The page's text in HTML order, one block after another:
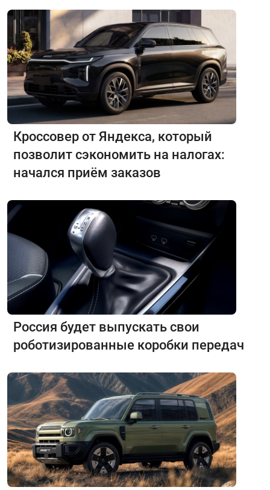
Кроссовер от Яндекса, который
позволит сэкономить на налогах:
начался приём заказов
Россия будет выпускать свои
роботизированные коробки передач